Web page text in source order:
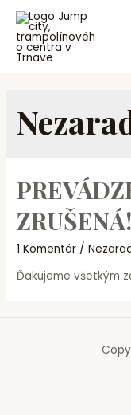
Preskočiť
obsah
ZRUŠENÁ!
1 Komentár /
Ďakujeme všetkým